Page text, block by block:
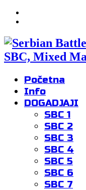
SBC, Mixed
Početna
Info
DOGADJAJI
SBC 1
SBC 2
SBC 3
SBC 4
SBC 5
SBC 6
SBC 7